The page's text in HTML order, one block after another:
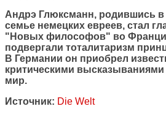
Андрэ Глюксманн, родившись в
семье немецких евреев, стал
"Новых философов" во
подвергали тоталитаризм
В Германии он приобрел
критическими
мир.
Источник: Die Welt